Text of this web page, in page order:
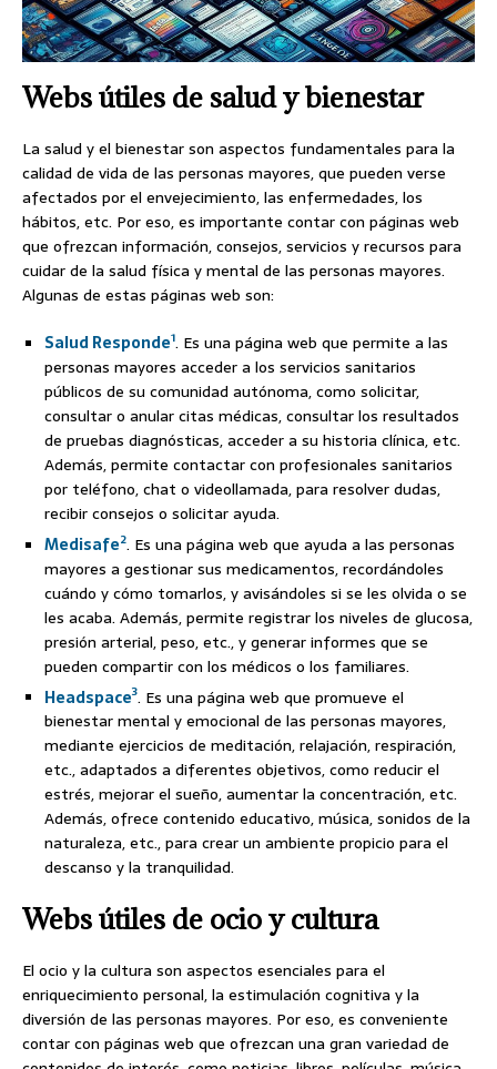
Webs útiles de salud y bienestar
La salud y el bienestar son aspectos fundamentales para la
calidad de vida de las personas mayores, que pueden verse
afectados por el envejecimiento, las enfermedades, los
hábitos, etc. Por eso, es importante contar con páginas web
que ofrezcan información, consejos, servicios y recursos para
cuidar de la salud física y mental de las personas mayores.
Algunas de estas páginas web son:
Salud Responde1. Es una página web que permite a las
personas mayores acceder a los servicios sanitarios
públicos de su comunidad autónoma, como solicitar,
consultar o anular citas médicas, consultar los resultados
de pruebas diagnósticas, acceder a su historia clínica, etc.
Además, permite contactar con profesionales sanitarios
por teléfono, chat o videollamada, para resolver dudas,
recibir consejos o solicitar ayuda.
Medisafe2. Es una página web que ayuda a las personas
mayores a gestionar sus medicamentos, recordándoles
cuándo y cómo tomarlos, y avisándoles si se les olvida o se
les acaba. Además, permite registrar los niveles de glucosa,
presión arterial, peso, etc., y generar informes que se
pueden compartir con los médicos o los familiares.
Headspace3. Es una página web que promueve el
bienestar mental y emocional de las personas mayores,
mediante ejercicios de meditación, relajación, respiración,
etc., adaptados a diferentes objetivos, como reducir el
estrés, mejorar el sueño, aumentar la concentración, etc.
Además, ofrece contenido educativo, música, sonidos de la
naturaleza, etc., para crear un ambiente propicio para el
descanso y la tranquilidad.
Webs útiles de ocio y cultura
El ocio y la cultura son aspectos esenciales para el
enriquecimiento personal, la estimulación cognitiva y la
diversión de las personas mayores. Por eso, es conveniente
contar con páginas web que ofrezcan una gran variedad de